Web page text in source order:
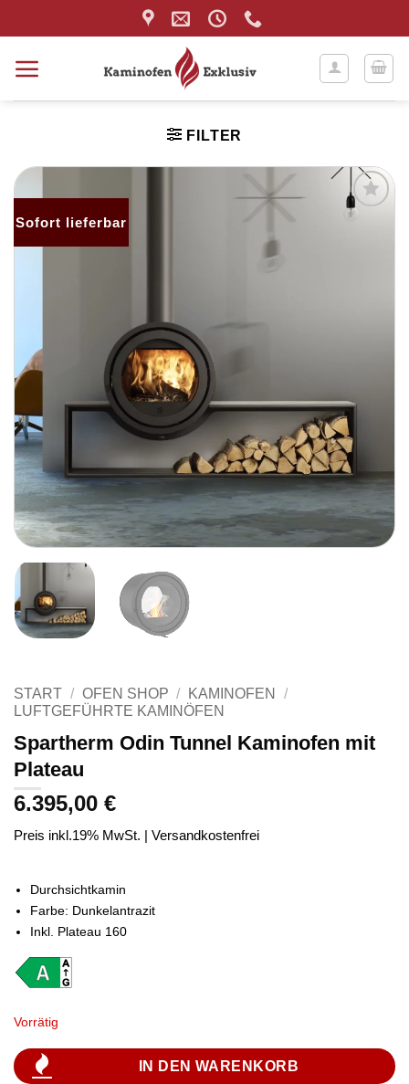
Inhalt
FILTER
Sofort lieferbar
START / OFEN SHOP / KAMINOFEN
/
LUFTGEFÜHRTE KAMINÖFEN
Spartherm Odin Tunnel Kaminofen mit
Plateau
6.395,00 €
Preis inkl.19% MwSt. | Versandkostenfrei
Durchsichtkamin
Farbe: Dunkelantrazit
Inkl. Plateau 160
Vorrätig
IN DEN WARENKORB